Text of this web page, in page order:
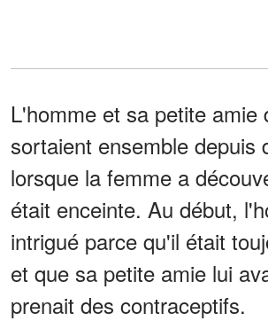
L'homme et sa petite amie
sortaient ensemble depuis
lorsque la femme a
était enceinte. Au début,
intrigué parce qu'il était
et que sa petite amie lui
prenait des contraceptifs.